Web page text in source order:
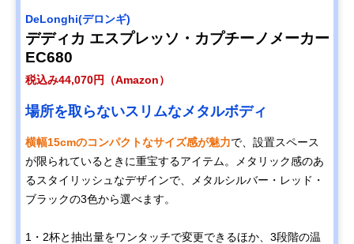
DeLonghi(デロンギ)
デディカ エスプレッソ・カプチーノメーカー
EC680
税込み44,070円（Amazon）
場所を取らないスリムなメタルボディ
横幅15cmのコンパクトなサイズ感が魅力で、設置スペース
が限られているときに重宝するアイテム。メタリック感のあ
るスタイリッシュなデザインで、メタルシルバー・レッド・
ブラックの3色から選べます。
1・2杯と抽出量をワンタッチで変更できるほか、3段階の温